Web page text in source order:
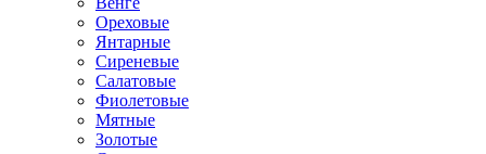
Ореховые
Янтарные
Сиреневые
Салатовые
Фиолетовые
Мятные
Золотые